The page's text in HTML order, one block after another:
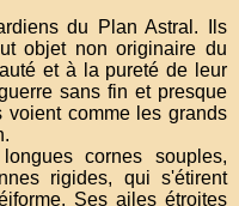
du Plan Astral. Ils
objet non originaire du
et à la pureté de leur
sans fin et presque
comme les grands
cornes souples,
rigides, qui s'étirent
Ses ailes étroites